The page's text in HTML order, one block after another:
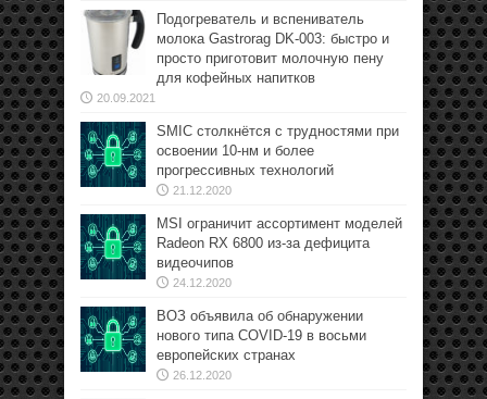
Подогреватель и вспениватель
молока Gastrorag DK-003: быстро и
просто приготовит молочную пену
для кофейных напитков
20.09.2021
SMIC столкнётся с трудностями при
освоении 10-нм и более
прогрессивных технологий
21.12.2020
MSI ограничит ассортимент моделей
Radeon RX 6800 из-за дефицита
видеочипов
24.12.2020
ВОЗ объявила об обнаружении
нового типа COVID-19 в восьми
европейских странах
26.12.2020